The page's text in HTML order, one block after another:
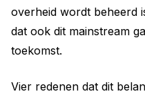
overheid wordt beheerd
dat ook dit mainstream
toekomst.
Vier redenen dat dit